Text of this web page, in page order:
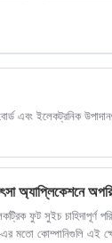
অন/
বোর্ড এবং ইলেকট্রনিক
অ্যাপ্লিকেশনে
ফুট সুইচ চাহিদাপূর্ণ
কোম্পানিগুলি এই